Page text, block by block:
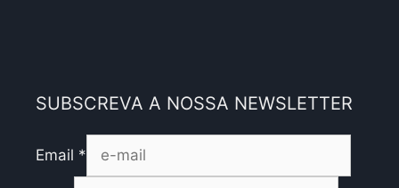
SUBSCREVA A NOSSA NEWSLETTER
Email *